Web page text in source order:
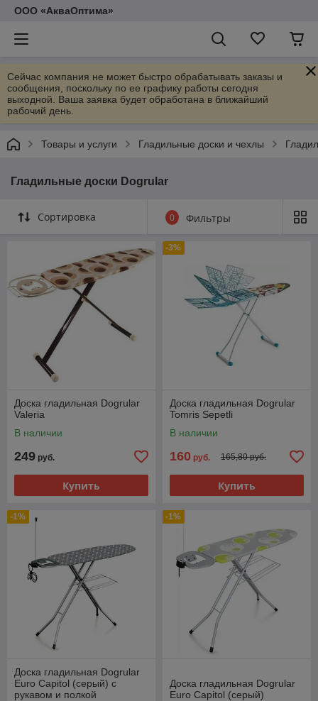
ООО «АкваОптима»
Сейчас компания не может быстро обрабатывать заказы и
сообщения, поскольку по ее графику работы сегодня
выходной. Ваша заявка будет обработана в ближайший
рабочий день.
Товары и услуги Гладильные доски и чехлы
Гладильные доски Dogrular
Сортировка 0 Фильтры
Доска гладильная Dogrular
Valeria
В наличии
249 руб.
Купить
-3%
Доска гладильная Dogrular
Tomris Sepetli
В наличии
160 руб. 165,80 руб.
Купить
-1%
Доска гладильная Dogrular
Euro Capitol (серый) с
рукавом и полкой
-1%
Доска гладильная Dogrular
Euro Capitol (серый)